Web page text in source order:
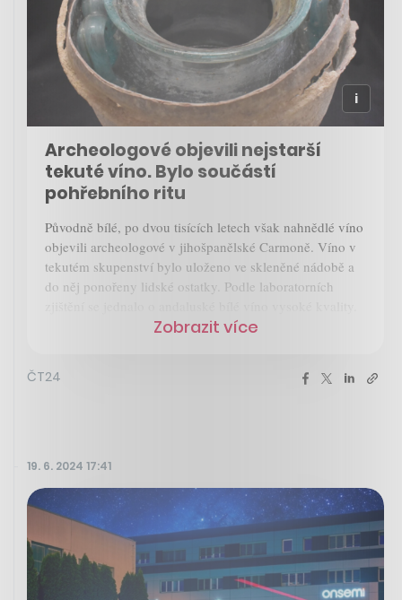
Archeologové objevili nejstarší
tekuté víno. Bylo součástí
pohřebního ritu
Původně bílé, po dvou tisících letech však nahnědlé víno
objevili archeologové v jihošpanělské Carmoně. Víno v
tekutém skupenství bylo uloženo ve skleněné nádobě a
do něj ponořeny lidské ostatky. Podle laboratorních
Zobrazit více
ČT24
19. 6. 2024 17:41